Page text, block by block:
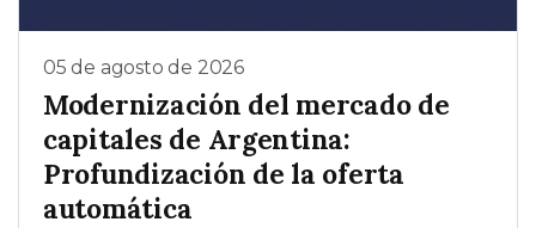
05 de agosto de 2026
Modernización del mercado de
capitales de Argentina:
Profundización de la oferta
automática